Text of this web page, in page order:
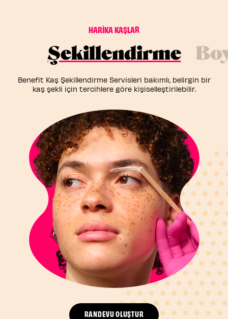
HARİKAKAŞLAR
Şekillendirme
Benefit Kaş Şekillendirme Servisleri bakımlı, belirgin bir
kaş şekli için tercihlere göre kişiselleştirilebilir.
RANDEVU OLUŞTUR